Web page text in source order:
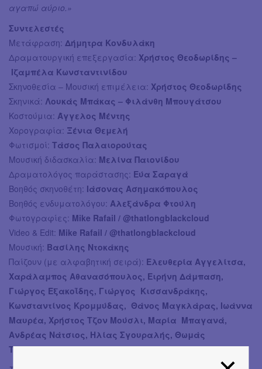
αγαπώ αύριο.»
Συντελεστές
Μετάφραση: Δήμητρα Κονδυλάκη
Δραματουργική επεξεργασία: Χρήστος Θεοδωρίδης –
Ιζαμπέλα Κωνσταντινίδου
Σκηνοθεσία – Μουσική επιμέλεια: Χρήστος Θεοδωρίδης
Σκηνικά: Λουκάς Μπάκας – Φιλάνθη Μπουγάτσου
Κοστούμια: Άγγελος Μέντης
Χορογραφία: Ξένια Θεμελή
Φωτισμοί: Τάσος Παλαιορούτας
Μουσική διδασκαλία: Μελίνα Παιονίδου
Δραματολόγος παράστασης: Εύα Σαραγά
Βοηθός σκηνοθέτη: Ιάσονας Ασημακόπουλος
Βοηθός ενδυματολόγου: Αλεξάνδρα Φτούλη
Φωτογραφίες: Mike Rafail / @thatlongblackcloud
Video & Edit: Mike Rafail / @thatlongblackcloud
Μουσική: Βασίλης Ντοκάκης
Παίζουν (με αλφαβητική σειρά): Ελευθερία Αγγελίτσα,
Χαράλαμπος Αθανασόπουλος, Ειρήνη Δάμπαση,
Γιώργος Εξακοΐδης, Γιώργος Κισσανδράκης,
Κωνσταντίνος Κρομμύδας, Θάνος Μαγκλάρας, Ιωάννα
Μαυρέα, Χρήστος Τζον Μούσλι, Μαρία Μπαγανά,
Ανδρέας Νάτσιος, Ηλίας Σγουραλής, Θωμάς
Τσακνάκης